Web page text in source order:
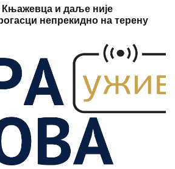
Књажевца и даље није
непрекидно на терену